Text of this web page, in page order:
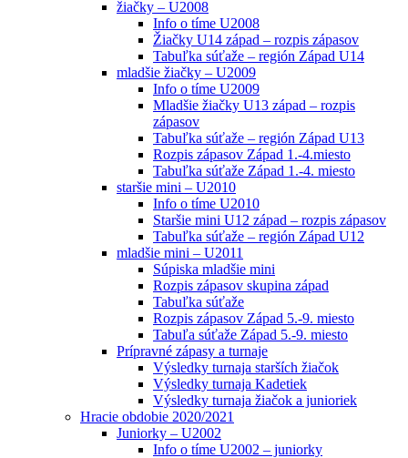
žiačky – U2008
Info o tíme U2008
Žiačky U14 západ – rozpis zápasov
Tabuľka súťaže – región Západ U14
mladšie žiačky – U2009
Info o tíme U2009
Mladšie žiačky U13 západ – rozpis
zápasov
Tabuľka súťaže – región Západ U13
Rozpis zápasov Západ 1.-4.miesto
Tabuľka súťaže Západ 1.-4. miesto
staršie mini – U2010
Info o tíme U2010
Staršie mini U12 západ – rozpis zápasov
Tabuľka súťaže – región Západ U12
mladšie mini – U2011
Súpiska mladšie mini
Rozpis zápasov skupina západ
Tabuľka súťaže
Rozpis zápasov Západ 5.-9. miesto
Tabuľa súťaže Západ 5.-9. miesto
Prípravné zápasy a turnaje
Výsledky turnaja starších žiačok
Výsledky turnaja Kadetiek
Výsledky turnaja žiačok a junioriek
Hracie obdobie 2020/2021
Juniorky – U2002
Info o tíme U2002 – juniorky